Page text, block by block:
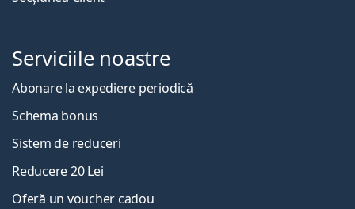
Serviciile noastre
Abonare la expediere periodică
Schema bonus
Sistem de reduceri
Reducere 20 Lei
Oferă un voucher cadou